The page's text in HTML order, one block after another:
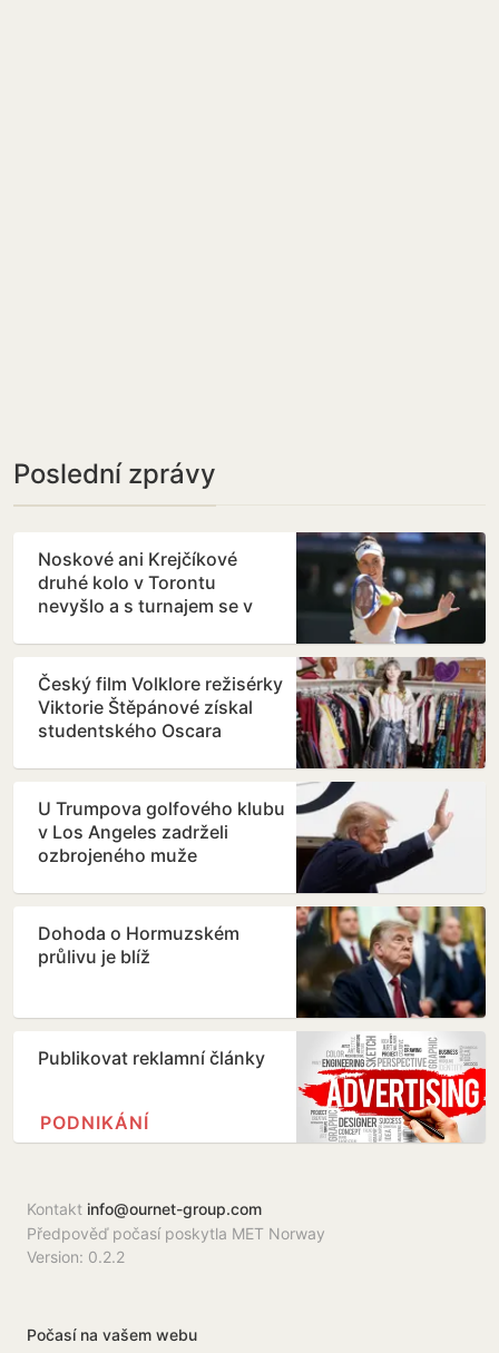
Poslední zprávy
Noskové ani Krejčíkové
druhé kolo v Torontu
nevyšlo a s turnajem se v
Český film Volklore režisérky
Viktorie Štěpánové získal
studentského Oscara
U Trumpova golfového klubu
v Los Angeles zadrželi
ozbrojeného muže
Dohoda o Hormuzském
průlivu je blíž
Publikovat reklamní články
PODNIKÁNÍ
Kontakt info@ournet-group.com
Předpověď počasí poskytla MET Norway
Version: 0.2.2
Počasí na vašem webu